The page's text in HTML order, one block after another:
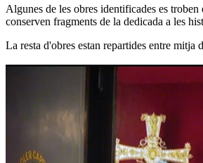
Algunes de les obres identificades es
conserven fragments de la dedicada a les
La resta d'obres estan repartides entre mitja